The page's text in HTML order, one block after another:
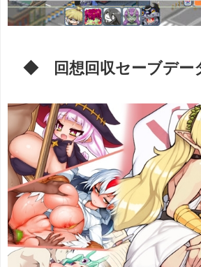
◆ 回想回収セーブデー